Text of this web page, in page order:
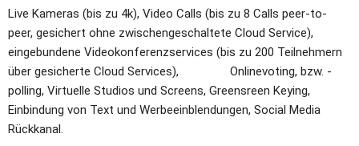
Live Kameras (bis zu 4k), Video Calls (bis zu 8 Calls peer-to-
peer, gesichert ohne zwischengeschaltete Cloud Service),
eingebundene Videokonferenzservices (bis zu 200 Teilnehmern
über gesicherte Cloud Services),                Onlinevoting, bzw. -
polling, Virtuelle Studios und Screens, Greensreen Keying,
Einbindung von Text und Werbeeinblendungen, Social Media
Rückkanal.